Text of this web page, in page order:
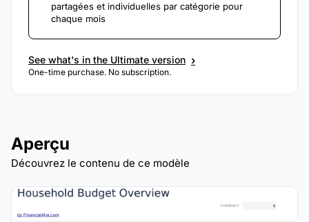
partagées et individuelles par catégorie pour
chaque mois
See what's in the Ultimate version ›
One-time purchase. No subscription.
Aperçu
Découvrez le contenu de ce modèle